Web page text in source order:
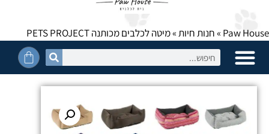
Paw House
»חנות חיות»מיטה לכלבים מכותנה PETS PROJECT